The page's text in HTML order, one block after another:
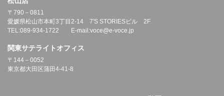
〒790－0811
愛媛県松山市本町3丁目2-14 7'S STORIESビル 2F
TEL:089-934-1722 E-mail:voce@e-voce.jp
関東サテライトオフィス
〒144－0052
東京都大田区蒲田4-41-8